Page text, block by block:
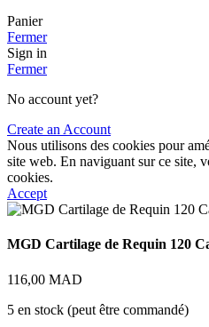
Panier
Fermer
Sign in
Fermer
No account yet?
Create an Account
Nous utilisons des cookies pour
site web. En naviguant sur ce site,
cookies.
Accept
MGD Cartilage de Requin 120
116,00 MAD
5 en stock (peut être commandé)